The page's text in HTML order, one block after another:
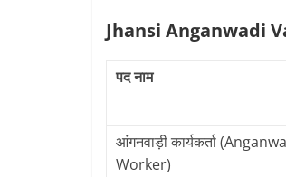
Jhansi Anganwadi
पद नाम
आंगनवाड़ी कार्यकर्ता
Worker)